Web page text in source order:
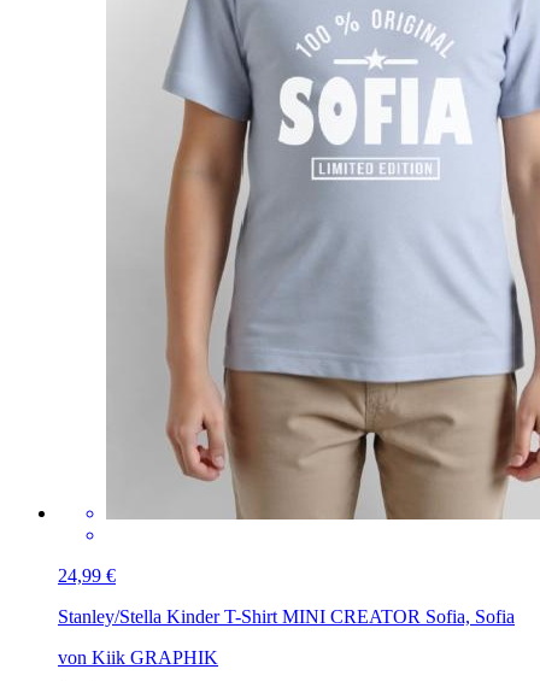
24,99 €
Stanley/Stella Kinder T-Shirt MINI CREATOR Sofia, Sofia
von Kiik GRAPHIK